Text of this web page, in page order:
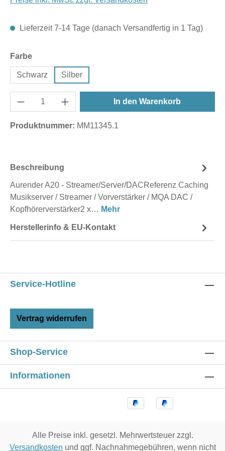
Lieferzeit 7-14 Tage (danach Versandfertig in 1 Tag)
Farbeauswählen
Schwarz Silber
In den Warenkorb
Produktnummer: MM11345.1
Beschreibung
Aurender A20 - Streamer/Server/DACReferenz Caching
Musikserver / Streamer / Vorverstärker / MQA DAC /
Kopfhörerverstärker2 x… Mehr
Herstellerinfo & EU-Kontakt
Service-Hotline
Vertrag widerrufen
Shop-Service
Informationen
Alle Preise inkl. gesetzl. Mehrwertsteuer zzgl.
Versandkosten und ggf. Nachnahmegebühren, wenn nicht